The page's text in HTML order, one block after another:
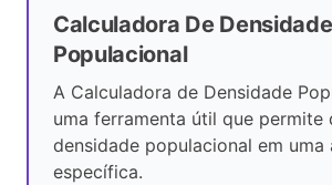
Calculadora De Densidade
Populacional
A Calculadora de Densidade
uma ferramenta útil que permite
densidade populacional em uma
específica.